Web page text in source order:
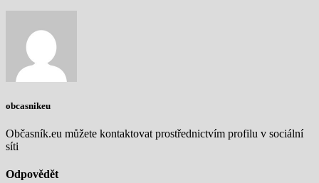
obcasnikeu
Občasník.eu můžete kontaktovat prostřednictvím profilu v sociální
síti
Odpovědět